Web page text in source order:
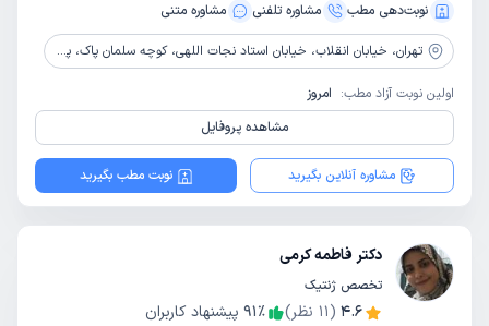
نوبت‌دهی مطب
مشاوره‌ تلفنی مشاوره‌ متنی
تهران، خیابان انقلاب، خیابان استاد نجات اللهی، کوچه سلمان پاک، پلاک 22
اولین نوبت آزاد مطب: امروز
مشاهده پروفایل
مشاوره آنلاین بگیرید نوبت مطب بگیرید
دکتر فاطمه کرمی
تخصص ژنتیک
4.6
(
11 نظر) 91٪
پیشنهاد کاربران